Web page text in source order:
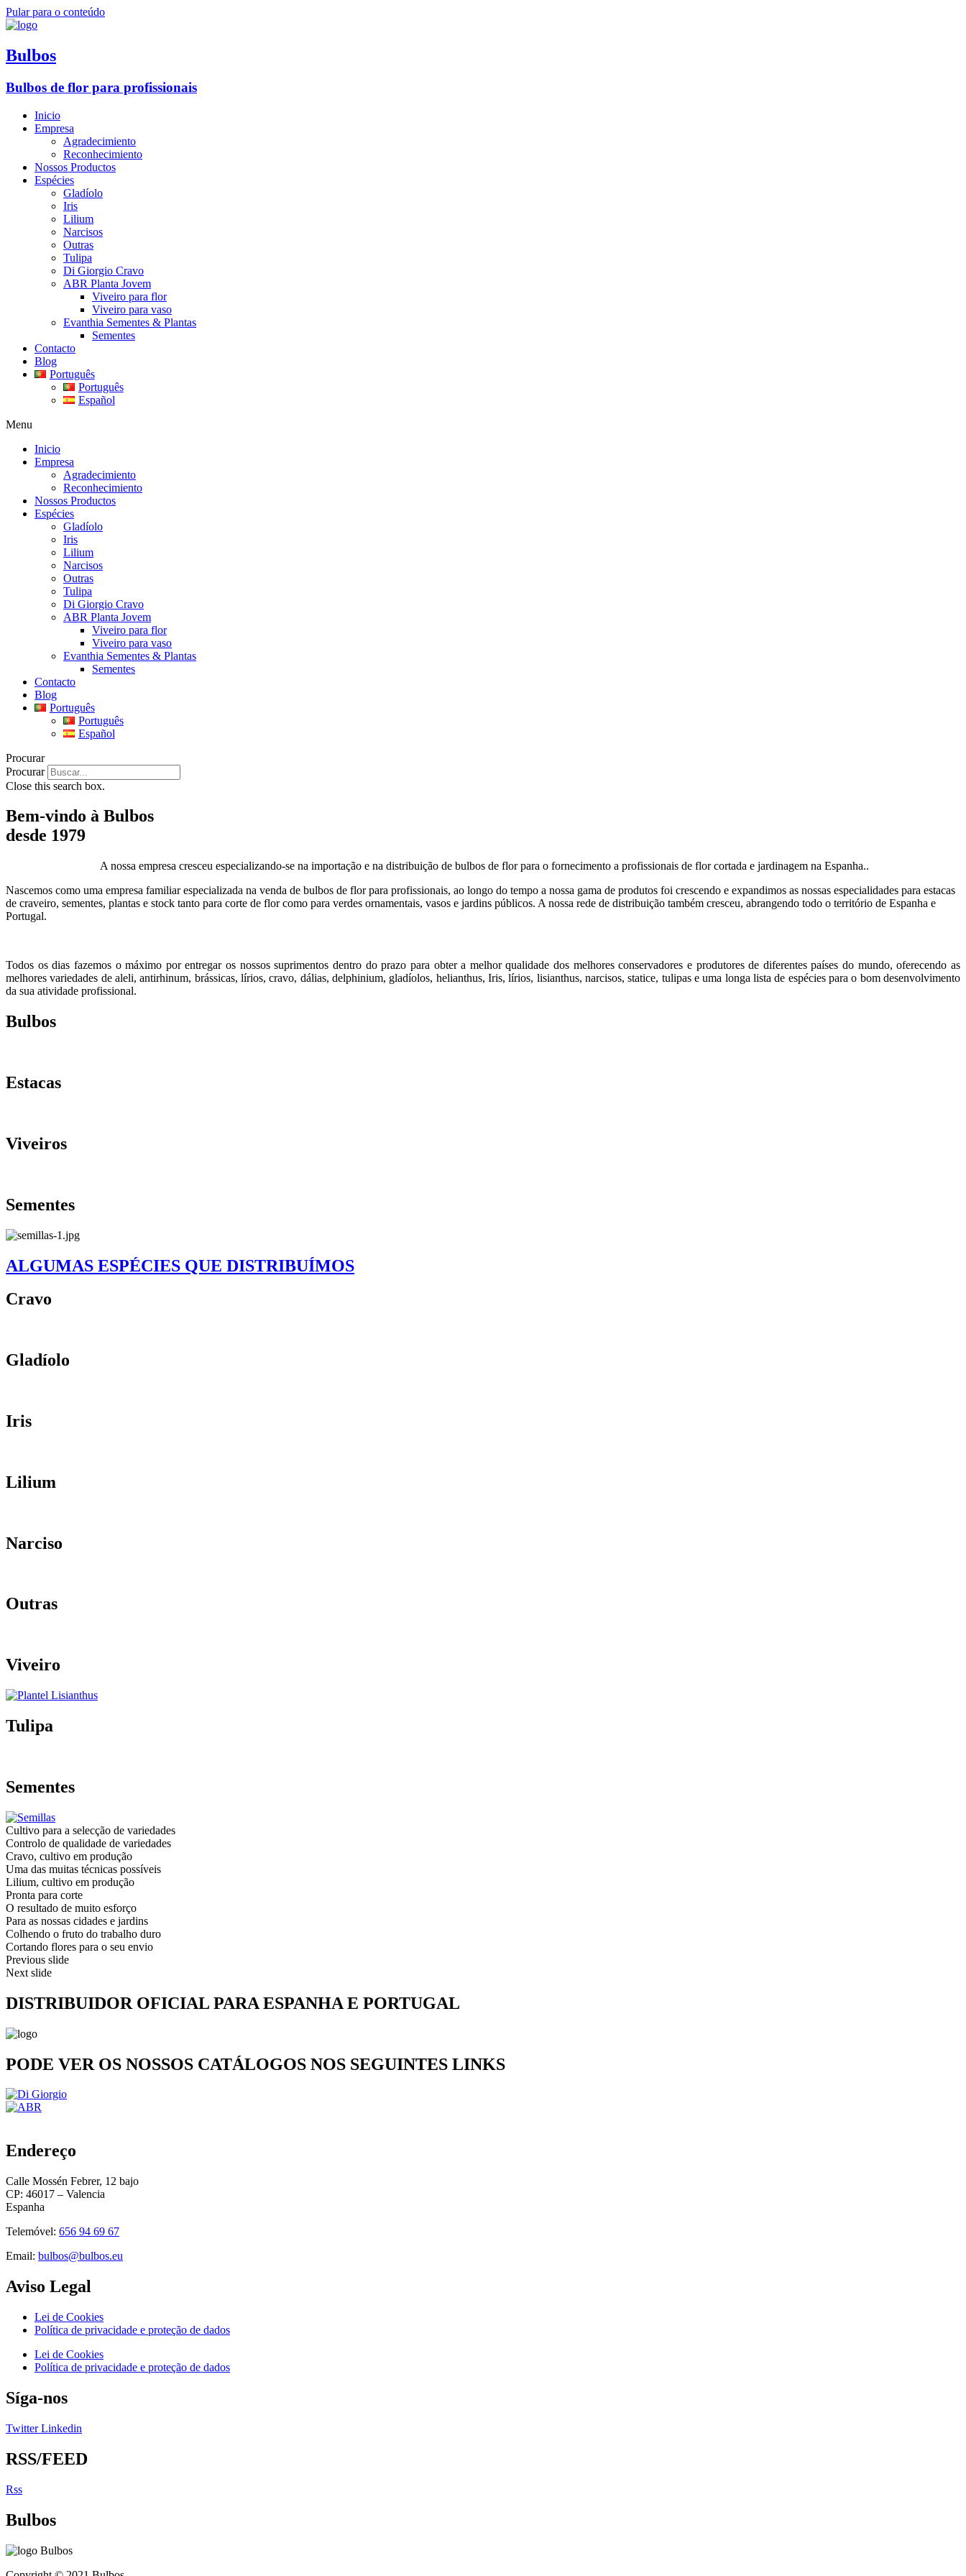
Pular para o conteúdo
Bulbos
Bulbos de flor para profissionais
Inicio
Empresa
Agradecimiento
Reconhecimiento
Nossos Productos
Espécies
Gladíolo
Iris
Lilium
Narcisos
Outras
Tulipa
Di Giorgio Cravo
ABR Planta Jovem
Viveiro para flor
Viveiro para vaso
Evanthia Sementes & Plantas
Sementes
Contacto
Blog
Português
Português
Español
Menu
Inicio
Empresa
Agradecimiento
Reconhecimiento
Nossos Productos
Espécies
Gladíolo
Iris
Lilium
Narcisos
Outras
Tulipa
Di Giorgio Cravo
ABR Planta Jovem
Viveiro para flor
Viveiro para vaso
Evanthia Sementes & Plantas
Sementes
Contacto
Blog
Português
Português
Español
Procurar
Procurar
Close this search box.
Bem-vindo à Bulbos
desde 1979
A nossa empresa cresceu especializando-se na importação e na distribuição de bulbos de flor para o fornecimento a profissionais de flor cortada e jardinagem na Espanha..
Nascemos como uma empresa familiar especializada na venda de bulbos de flor para profissionais, ao longo do tempo a nossa gama de produtos foi crescendo e expandimos as nossas especialidades para estacas
de craveiro, sementes, plantas e stock tanto para corte de flor como para verdes ornamentais, vasos e jardins públicos. A nossa rede de distribuição também cresceu, abrangendo todo o território de Espanha e
Portugal.
Todos os dias fazemos o máximo por entregar os nossos suprimentos dentro do prazo para obter a melhor qualidade dos melhores conservadores e produtores de diferentes países do mundo, oferecendo as
melhores variedades de aleli, antirhinum, brássicas, lírios, cravo, dálias, delphinium, gladíolos, helianthus, Iris, lírios, lisianthus, narcisos, statice, tulipas e uma longa lista de espécies para o bom desenvolvimento
da sua atividade profissional.
Bulbos
Estacas
Viveiros
Sementes
ALGUMAS ESPÉCIES QUE DISTRIBUÍMOS
Cravo
Gladíolo
Iris
Lilium
Narciso
Outras
Viveiro
Tulipa
Sementes
Cultivo para a selecção de variedades
Controlo de qualidade de variedades
Cravo, cultivo em produção
Uma das muitas técnicas possíveis
Lilium, cultivo em produção
Pronta para corte
O resultado de muito esforço
Para as nossas cidades e jardins
Colhendo o fruto do trabalho duro
Cortando flores para o seu envio
Previous slide
Next slide
DISTRIBUIDOR OFICIAL PARA ESPANHA E PORTUGAL
PODE VER OS NOSSOS CATÁLOGOS NOS SEGUINTES LINKS
Endereço
Calle Mossén Febrer, 12 bajo
CP: 46017 – Valencia
Espanha
Telemóvel: 656 94 69 67
Email: bulbos@bulbos.eu
Aviso Legal
Lei de Cookies
Política de privacidade e proteção de dados
Lei de Cookies
Política de privacidade e proteção de dados
Síga-nos
Twitter Linkedin
RSS/FEED
Rss
Bulbos